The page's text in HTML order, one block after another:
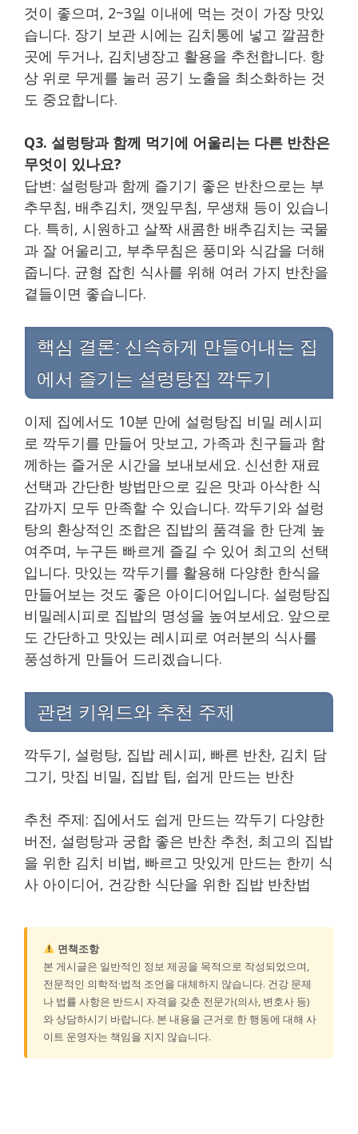
것이 좋으며, 2~3일 이내에 먹는 것이 가장 맛있
습니다. 장기 보관 시에는 김치통에 넣고 깔끔한
곳에 두거나, 김치냉장고 활용을 추천합니다. 항
상 위로 무게를 눌러 공기 노출을 최소화하는 것
도 중요합니다.
Q3. 설렁탕과 함께 먹기에 어울리는 다른 반찬은
무엇이 있나요?
답변: 설렁탕과 함께 즐기기 좋은 반찬으로는 부
추무침, 배추김치, 깻잎무침, 무생채 등이 있습니
다. 특히, 시원하고 살짝 새콤한 배추김치는 국물
과 잘 어울리고, 부추무침은 풍미와 식감을 더해
줍니다. 균형 잡힌 식사를 위해 여러 가지 반찬을
곁들이면 좋습니다.
핵심 결론: 신속하게 만들어내는 집
에서 즐기는 설렁탕집 깍두기
이제 집에서도 10분 만에 설렁탕집 비밀 레시피
로 깍두기를 만들어 맛보고, 가족과 친구들과 함
께하는 즐거운 시간을 보내보세요. 신선한 재료
선택과 간단한 방법만으로 깊은 맛과 아삭한 식
감까지 모두 만족할 수 있습니다. 깍두기와 설렁
탕의 환상적인 조합은 집밥의 품격을 한 단계 높
여주며, 누구든 빠르게 즐길 수 있어 최고의 선택
입니다. 맛있는 깍두기를 활용해 다양한 한식을
만들어보는 것도 좋은 아이디어입니다. 설렁탕집
비밀레시피로 집밥의 명성을 높여보세요. 앞으로
도 간단하고 맛있는 레시피로 여러분의 식사를
풍성하게 만들어 드리겠습니다.
관련 키워드와 추천 주제
깍두기, 설렁탕, 집밥 레시피, 빠른 반찬, 김치 담
그기, 맛집 비밀, 집밥 팁, 쉽게 만드는 반찬
추천 주제: 집에서도 쉽게 만드는 깍두기 다양한
버전, 설렁탕과 궁합 좋은 반찬 추천, 최고의 집밥
을 위한 김치 비법, 빠르고 맛있게 만드는 한끼 식
사 아이디어, 건강한 식단을 위한 집밥 반찬법
면책조항
본 게시글은 일반적인 정보 제공을 목적으로 작성되었으며,
전문적인 의학적·법적 조언을 대체하지 않습니다. 건강 문제
나 법률 사항은 반드시 자격을 갖춘 전문가(의사, 변호사 등)
와 상담하시기 바랍니다. 본 내용을 근거로 한 행동에 대해 사
이트 운영자는 책임을 지지 않습니다.